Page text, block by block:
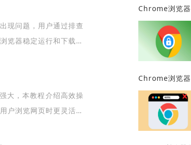
现问题，用户通过排查
览器稳定运行和下载功
Chrome浏览
大，本教程介绍高效操
户浏览网页时更灵活、
Chrome浏览